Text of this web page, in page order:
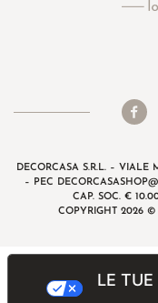
DECORCASA S.R.L. –
– PEC
CAP. SOC. €
COPYRIGHT 2026 ©
LE TUE